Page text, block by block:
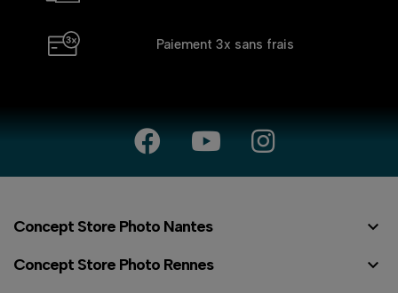
Paiement 3x sans frais
Concept Store Photo Nantes 
Concept Store Photo Rennes 